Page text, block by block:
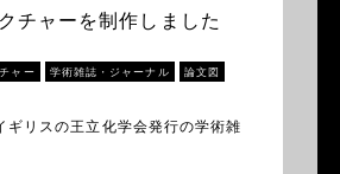
ャーを制作しました
ャー 学術雑誌・ジャーナル
論文図
リスの王立化学会発行の学術雑